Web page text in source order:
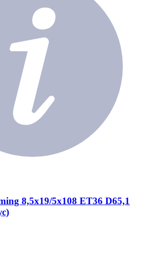
8,5x19/5x108 ET36 D65,1